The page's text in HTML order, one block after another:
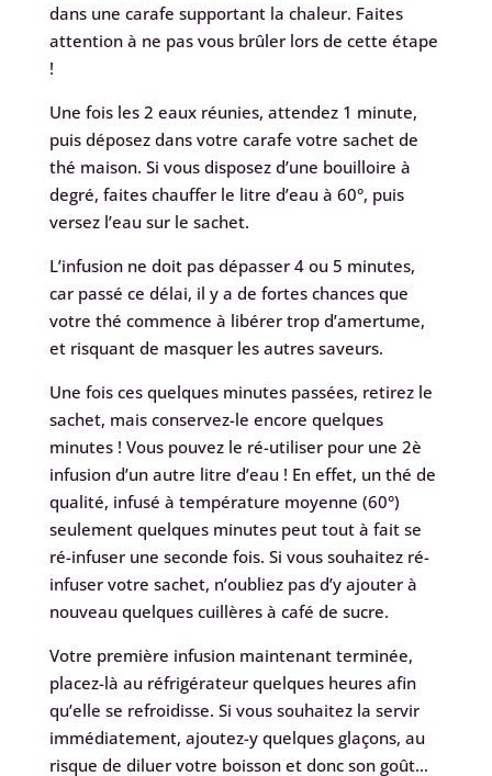
dans une carafe supportant la chaleur. Faites
attention à ne pas vous brûler lors de cette étape
!
Une fois les 2 eaux réunies, attendez 1 minute,
puis déposez dans votre carafe votre sachet de
thé maison. Si vous disposez d’une bouilloire à
degré, faites chauffer le litre d’eau à 60°, puis
versez l’eau sur le sachet.
L’infusion ne doit pas dépasser 4 ou 5 minutes,
car passé ce délai, il y a de fortes chances que
votre thé commence à libérer trop d’amertume,
et risquant de masquer les autres saveurs.
Une fois ces quelques minutes passées, retirez le
sachet, mais conservez-le encore quelques
minutes ! Vous pouvez le ré-utiliser pour une 2è
infusion d’un autre litre d’eau ! En effet, un thé de
qualité, infusé à température moyenne (60°)
seulement quelques minutes peut tout à fait se
ré-infuser une seconde fois. Si vous souhaitez ré-
infuser votre sachet, n’oubliez pas d’y ajouter à
nouveau quelques cuillères à café de sucre.
Votre première infusion maintenant terminée,
placez-là au réfrigérateur quelques heures afin
qu’elle se refroidisse. Si vous souhaitez la servir
immédiatement, ajoutez-y quelques glaçons, au
risque de diluer votre boisson et donc son goût…